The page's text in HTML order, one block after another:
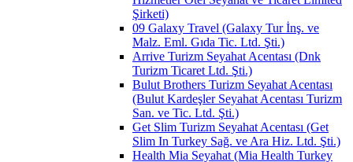
Şirketi)
09 Galaxy Travel (Galaxy Tur İnş. ve
Malz. Eml. Gıda Tic. Ltd. Şti.)
Arrive Turizm Seyahat Acentası (Dnk
Turizm Ticaret Ltd. Şti.)
Bulut Brothers Turizm Seyahat Acentası
(Bulut Kardeşler Seyahat Acentası Turizm
San. ve Tic. Ltd. Şti.)
Get Slim Turizm Seyahat Acentası (Get
Slim In Turkey Sağ. ve Ara Hiz. Ltd. Şti.)
Health Mia Seyahat (Mia Health Turkey